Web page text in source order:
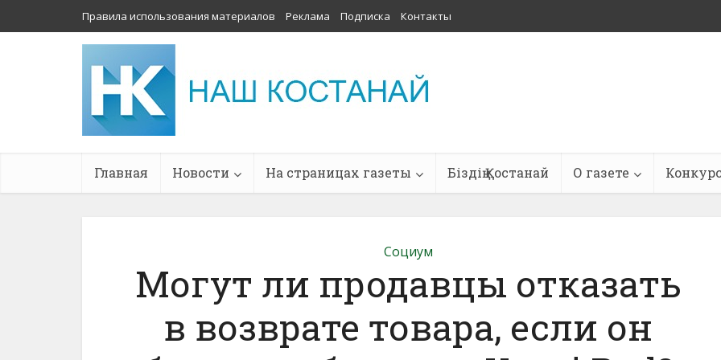
Правила использования материалов Реклама Подписка Контакты
Главная Новости На страницах газеты Біздің Қостанай О газете
Социум
Могут ли продавцы отказать
в возврате товара, если он